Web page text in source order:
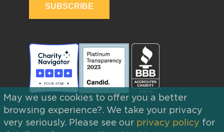
May we use cookies to offer you a better
browsing experience?. We take your privacy
very seriously. Please see our privacy policy for